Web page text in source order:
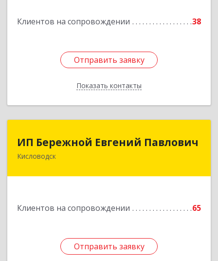
Клиентов на сопровождении 38
Отправить заявку
Показать контакты
Отправить заявку
Назад
ИП Бережной Евгений Павлович
Кисловодск
Клиентов на сопровождении 65
Отправить заявку
ИП Бережной Евгений Павлович
357748, Ставропольский край, Кисловодск г,
Отправить заявку